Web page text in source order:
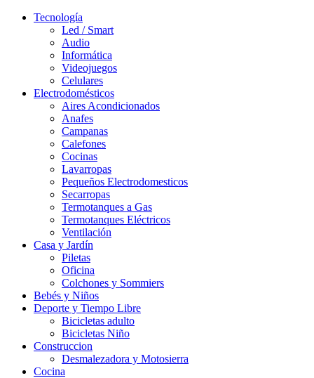
Tecnología
Led / Smart
Audio
Informática
Videojuegos
Celulares
Electrodomésticos
Aires Acondicionados
Anafes
Campanas
Calefones
Cocinas
Lavarropas
Pequeños Electrodomesticos
Secarropas
Termotanques a Gas
Termotanques Eléctricos
Ventilación
Casa y Jardín
Piletas
Oficina
Colchones y Sommiers
Bebés y Niños
Deporte y Tiempo Libre
Bicicletas adulto
Bicicletas Niño
Construccion
Desmalezadora y Motosierra
Cocina